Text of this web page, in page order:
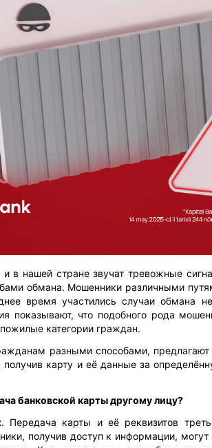
в нашей стране звучат тревожные
обмана. Мошенники различными
время участились случаи обмана
показывают, что подобного рода
категории граждан.
разными способами, предлагают
карту и её данные за
банковской карты другому лицу?
. Передача карты и её реквизитов
получив доступ к информации, могут